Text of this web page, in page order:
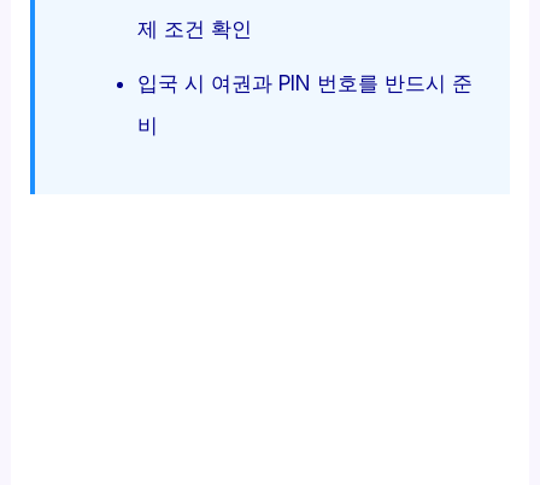
제 조건 확인
입국 시 여권과 PIN 번호를 반드시 준
비